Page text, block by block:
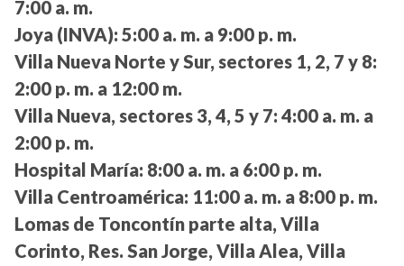
7:00 a. m.
Joya (INVA): 5:00 a. m. a 9:00 p. m.
Villa Nueva Norte y Sur, sectores 1, 2, 7 y 8:
2:00 p. m. a 12:00 m.
Villa Nueva, sectores 3, 4, 5 y 7: 4:00 a. m. a
2:00 p. m.
Hospital María: 8:00 a. m. a 6:00 p. m.
Villa Centroamérica: 11:00 a. m. a 8:00 p. m.
Lomas de Toncontín parte alta, Villa
Corinto, Res. San Jorge, Villa Alea, Villa